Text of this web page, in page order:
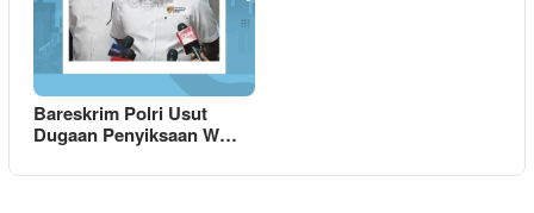
Bareskrim Polri Usut
Dugaan Penyiksaan W…